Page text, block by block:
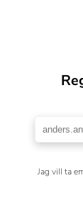
Jag vill ta